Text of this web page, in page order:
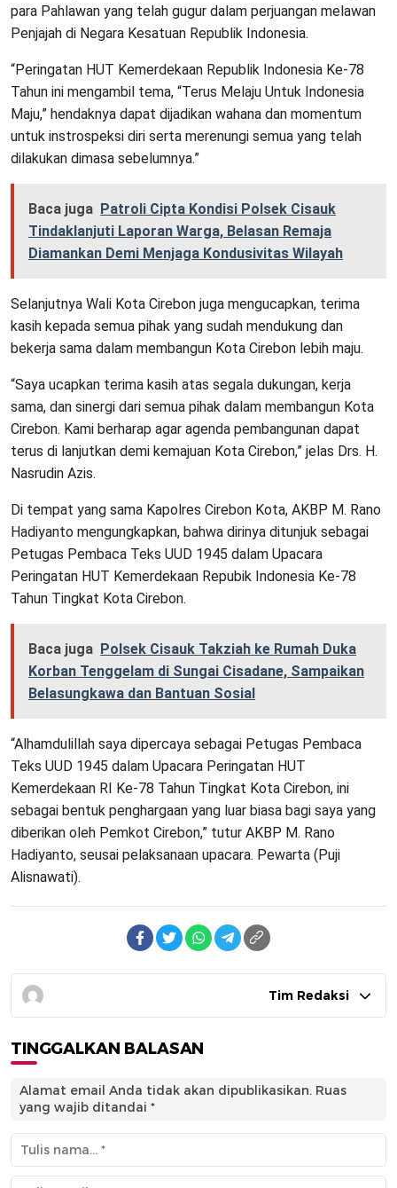
para Pahlawan yang telah gugur dalam perjuangan melawan
Penjajah di Negara Kesatuan Republik Indonesia.
“Peringatan HUT Kemerdekaan Republik Indonesia Ke-78
Tahun ini mengambil tema, “Terus Melaju Untuk Indonesia
Maju,” hendaknya dapat dijadikan wahana dan momentum
untuk instrospeksi diri serta merenungi semua yang telah
dilakukan dimasa sebelumnya.”
Baca juga Patroli Cipta Kondisi Polsek Cisauk
Tindaklanjuti Laporan Warga, Belasan Remaja
Diamankan Demi Menjaga Kondusivitas Wilayah
Selanjutnya Wali Kota Cirebon juga mengucapkan, terima
kasih kepada semua pihak yang sudah mendukung dan
bekerja sama dalam membangun Kota Cirebon lebih maju.
“Saya ucapkan terima kasih atas segala dukungan, kerja
sama, dan sinergi dari semua pihak dalam membangun Kota
Cirebon. Kami berharap agar agenda pembangunan dapat
terus di lanjutkan demi kemajuan Kota Cirebon,” jelas Drs. H.
Nasrudin Azis.
Di tempat yang sama Kapolres Cirebon Kota, AKBP M. Rano
Hadiyanto mengungkapkan, bahwa dirinya ditunjuk sebagai
Petugas Pembaca Teks UUD 1945 dalam Upacara
Peringatan HUT Kemerdekaan Repubik Indonesia Ke-78
Tahun Tingkat Kota Cirebon.
Baca juga Polsek Cisauk Takziah ke Rumah Duka
Korban Tenggelam di Sungai Cisadane, Sampaikan
Belasungkawa dan Bantuan Sosial
“Alhamdulillah saya dipercaya sebagai Petugas Pembaca
Teks UUD 1945 dalam Upacara Peringatan HUT
Kemerdekaan RI Ke-78 Tahun Tingkat Kota Cirebon, ini
sebagai bentuk penghargaan yang luar biasa bagi saya yang
diberikan oleh Pemkot Cirebon,” tutur AKBP M. Rano
Hadiyanto, seusai pelaksanaan upacara. Pewarta (Puji
Alisnawati).
Tim Redaksi
TINGGALKAN BALASAN
Alamat email Anda tidak akan dipublikasikan. Ruas
yang wajib ditandai *